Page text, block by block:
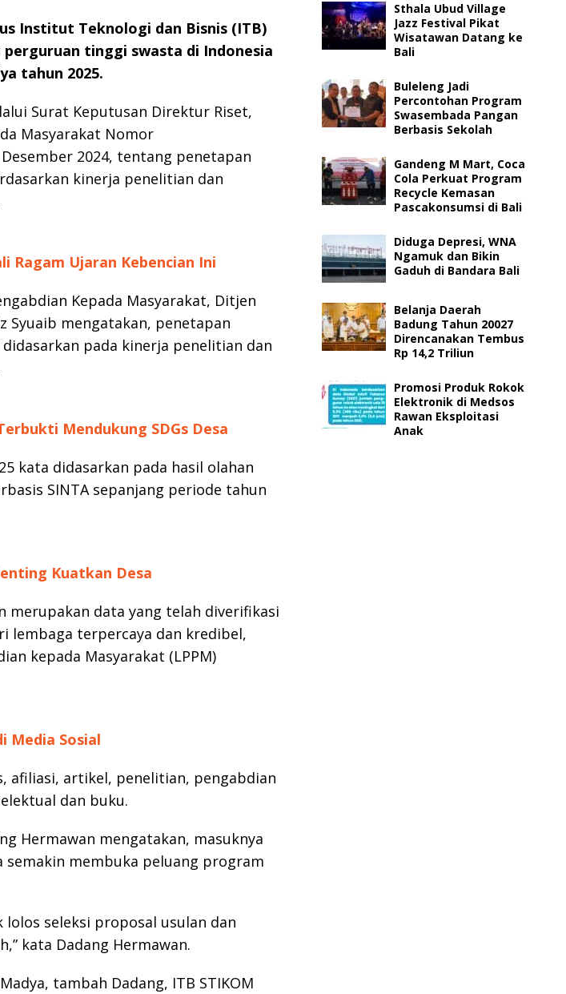
Institut Teknologi dan Bisnis (ITB)
perguruan tinggi swasta di Indonesia
tahun 2025.
Surat Keputusan Direktur Riset,
Masyarakat Nomor
2024, tentang penetapan
kinerja penelitian dan
Ragam Ujaran Kebencian Ini
Kepada Masyarakat, Ditjen
Syuaib mengatakan, penetapan
pada kinerja penelitian dan
Mendukung SDGs Desa
kata didasarkan pada hasil olahan
SINTA sepanjang periode tahun
Kuatkan Desa
merupakan data yang telah diverifikasi
lembaga terpercaya dan kredibel,
kepada Masyarakat (LPPM)
Media Sosial
afiliasi, artikel, penelitian, pengabdian
dan buku.
Hermawan mengatakan, masuknya
semakin membuka peluang program
seleksi proposal usulan dan
kata Dadang Hermawan.
tambah Dadang, ITB STIKOM
Sthala Ubud Village
Jazz Festival Pikat
Wisatawan Datang ke
Bali
Buleleng Jadi
Percontohan Program
Swasembada Pangan
Berbasis Sekolah
Gandeng M Mart, Coca
Cola Perkuat Program
Recycle Kemasan
Pascakonsumsi di Bali
Diduga Depresi, WNA
Ngamuk dan Bikin
Gaduh di Bandara Bali
Belanja Daerah
Badung Tahun 20027
Direncanakan Tembus
Rp 14,2 Triliun
Promosi Produk Rokok
Elektronik di Medsos
Rawan Eksploitasi
Anak